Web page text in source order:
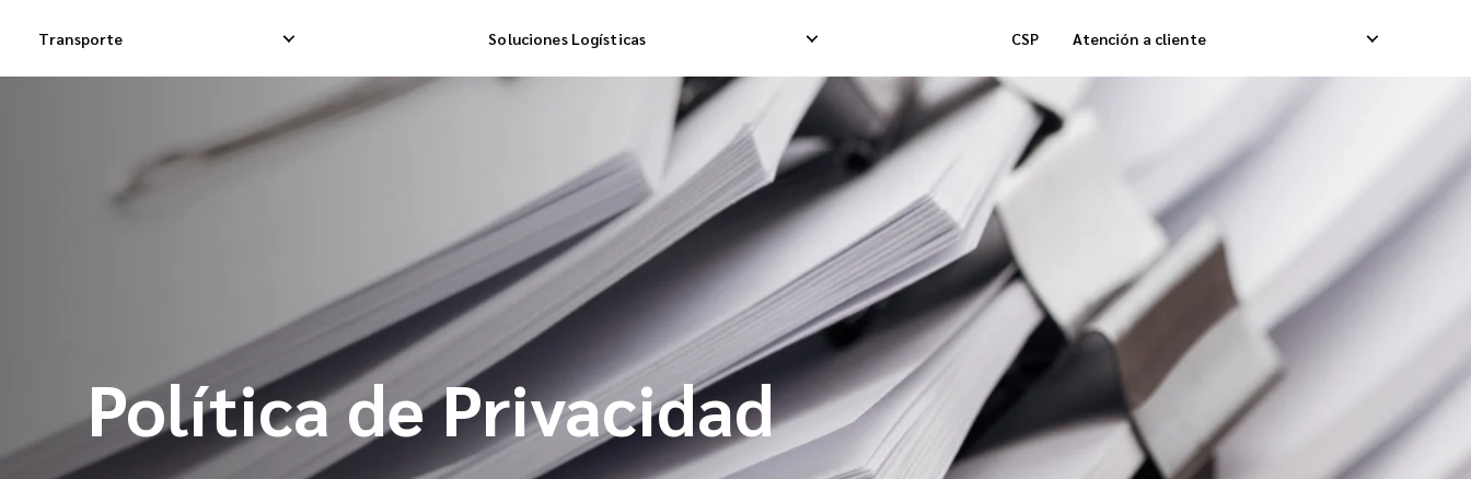
Transporte Soluciones Logísticas
Entregas Exprés Entregas Dropship Internacional
Entrega de Carga Internacional
Carga Consolidada Internacional
Logística Inversa
Gestión de Devoluciones
Almacenamiento
Entrega Fulfillment de Pedidos
Entregas Caja Refrigerada
CSP Atención a cliente
Política de Privacidad